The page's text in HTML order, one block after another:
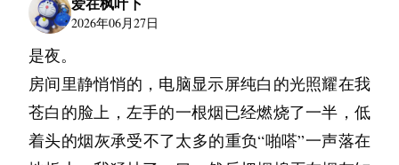
在做一些抄录。”见我不说话了，她拍了拍我的
肩膀。“那个，其实我一直想跟你说声抱歉。”
“不，这一点我才是。当初的自己太任性了。也
没能在你需要的时候帮助你。”是不是在她被孤
立的时候站出去更好？是不是在她伤心的时候陪
盏是我认识的人点的。那一刻我忽然觉得——我
走了这么远，其实只是把一小片屋顶换成了另一
扇窗。
明明努力了努力了这么久，为什么还是见不到遥
远一线之外的风景？我真的找不到一个正确的方
向，我连我自己的内心都不能完全懂得。
“说起这个，我刚好有东西要交给你。”院长出去
拿进来一个皮箱子，推到我面前。箱子看上去有
些年头了，我小心翼翼地将其打开，里面堆放着
干净的衣物和首饰。“前几天打扫旧房间的时
候，发现阿然在这里还留着的一些东西，想了
想，觉得还是交给你比较合适。”
他那些笔记只有我和几个朋友看过，笨拙而又认
真地记录着所见的每一个令心尖颤动的故事。我
只是社会的作者，而他是人生的作者，躬耕在文
明至臻的领域。
“明明早已经放弃追逐的我，现在又在瞎挣扎什
“我是去家属院见朋友的，不是去看病。”袁丽一
边给杨均一系上安全带，一边回答司机大爷的问
题。
司机大爷并没有开车，而是转过头来提问，好像
对西京医院很熟悉：“你要去几栋啊？新楼还是
恋爱，陈墨就陪她好好学习，现在陈墨终于明白
了，她说的不想谈恋爱的意思是：不想跟他谈恋
爱。
他开始逃课，开始满京城晃荡。我曾问过他，你
满京城晃荡到底要找什么呢？
他摇摇头说，我也不知道，不想一直闷在宿舍
2026年06月27日
是夜。
房间里静悄悄的，电脑显示屏纯白的光照耀在我
苍白的脸上，左手的一根烟已经燃烧了一半，低
着头的烟灰承受不了太多的重负“啪嗒”一声落在